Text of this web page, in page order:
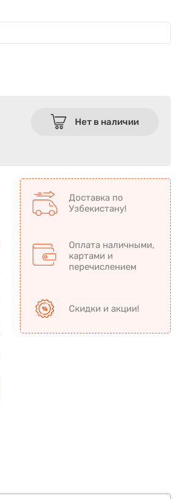
Нет в наличии
Доставка по
Узбекистану!
Оплата наличными,
картами и
перечислением
Скидки и акции!